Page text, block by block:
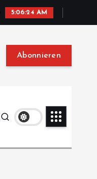
5:06:25 AM
Abonnieren